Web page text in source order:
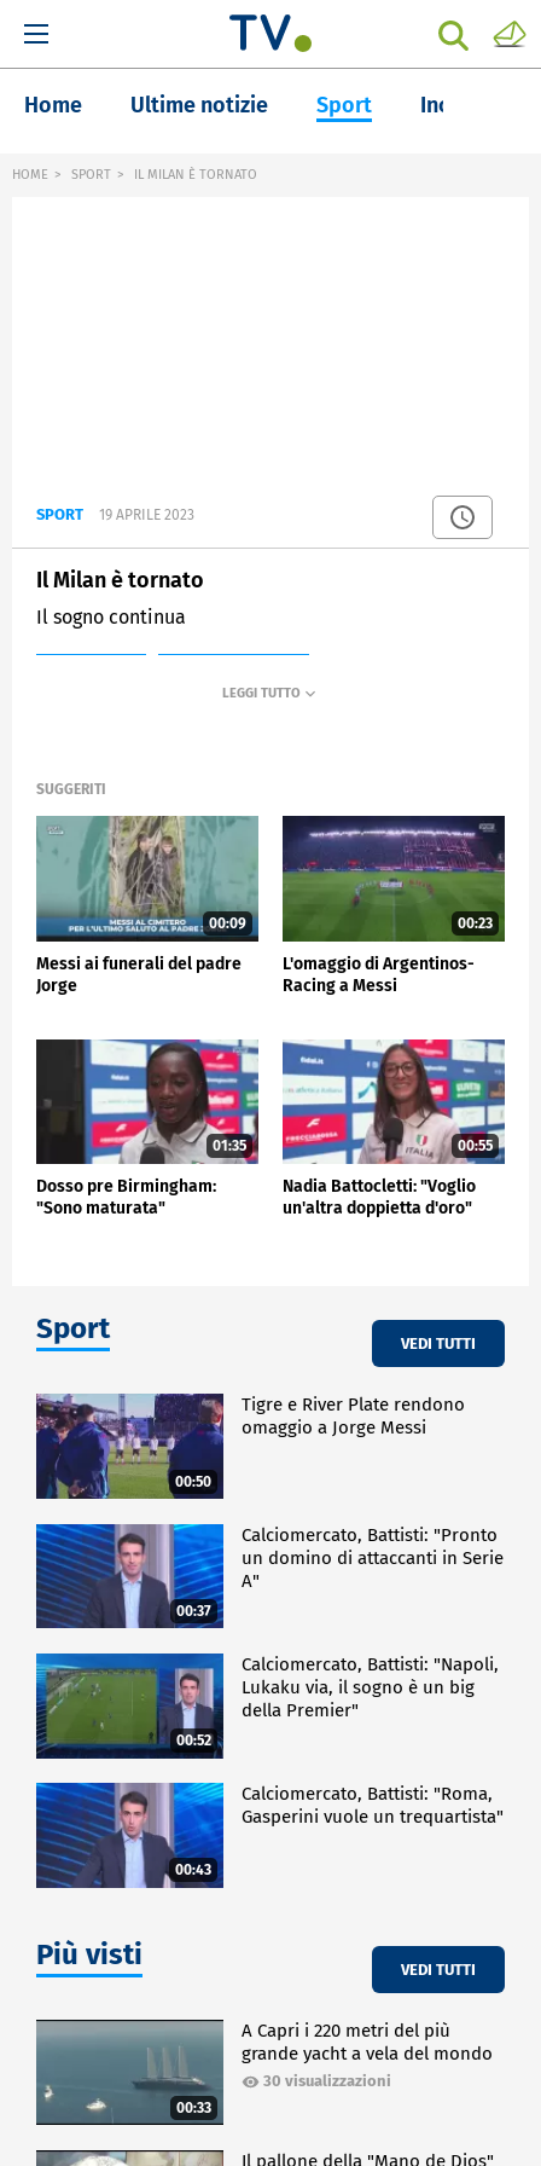
Home Ultime notizie Sport Inchieste
HOME SPORT IL MILAN È TORNATO
SPORT 19 APRILE 2023
Il Milan è tornato
Il sogno continua
SUGGERITI
00:09
Messi ai funerali del padre
Jorge
00:23
L'omaggio di Argentinos-
Racing a Messi
01:35
Dosso pre Birmingham:
"Sono maturata"
00:55
Nadia Battocletti: "Voglio
un'altra doppietta d'oro"
Sport VEDI TUTTI
00:50
Tigre e River Plate rendono
omaggio a Jorge Messi
00:37
Calciomercato, Battisti: "Pronto
un domino di attaccanti in Serie
A"
00:52
Calciomercato, Battisti: "Napoli,
Lukaku via, il sogno è un big
della Premier"
00:43
Calciomercato, Battisti: "Roma,
Gasperini vuole un trequartista"
Più visti VEDI TUTTI
00:33
A Capri i 220 metri del più
grande yacht a vela del mondo
30 visualizzazioni
Il pallone della "Mano de Dios"